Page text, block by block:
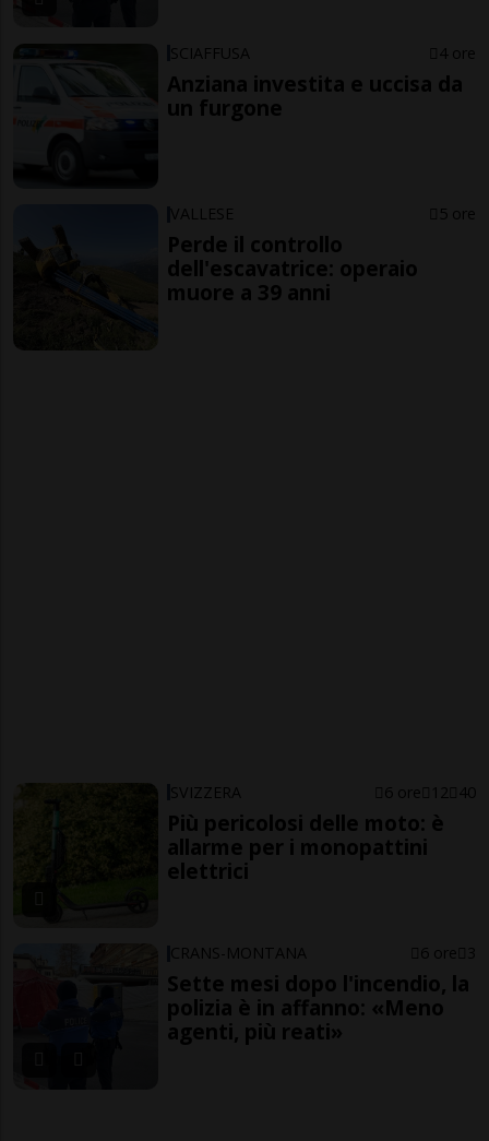
SCIAFFUSA 4 ore
Anziana investita e uccisa da
un furgone
VALLESE 5 ore
Perde il controllo
dell'escavatrice: operaio
muore a 39 anni
SVIZZERA 6 ore 12 40
Più pericolosi delle moto: è
allarme per i monopattini
elettrici
CRANS-MONTANA 6 ore 3
Sette mesi dopo l'incendio, la
polizia è in affanno: «Meno
agenti, più reati»